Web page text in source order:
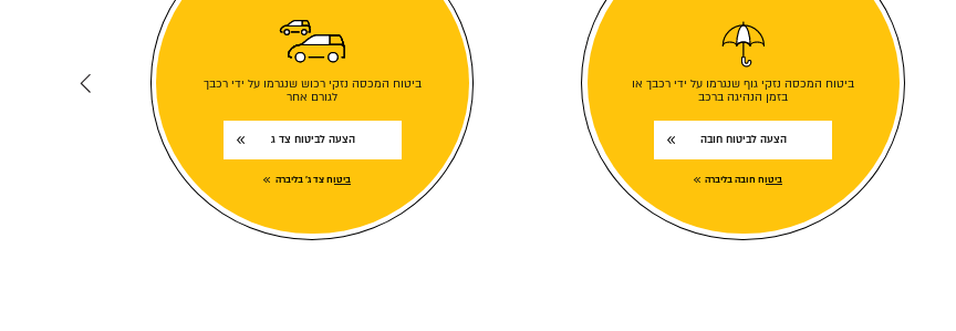
ביטוח המכסה נזקי גוף שנגרמו על ידי רכבך או
בזמן הנהיגה ברכב
הצעה לביטוח חובה
ביטוח חובה בליברה
ביטוח המכסה נזקי רכוש שנגרמו על ידי רכבך
לגורם אחר
הצעה לביטוח צד ג
ביטוח צד ג' בליברה